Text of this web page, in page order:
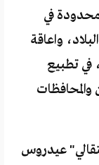
في
واعاقة
في تطبيع
والمحافظات
عيدروس